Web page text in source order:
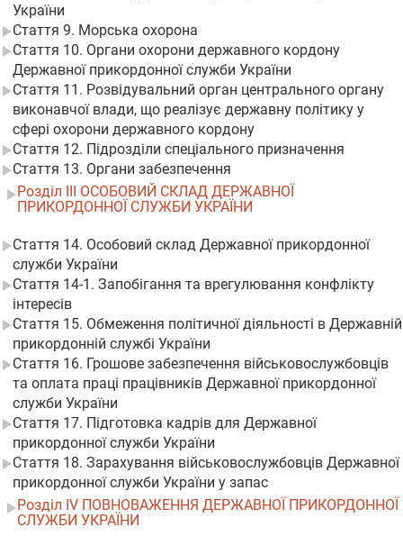
України
Стаття 9. Морська охорона
Стаття 10. Органи охорони державного кордону
Державної прикордонної служби України
Стаття 11. Розвідувальний орган центрального органу
виконавчої влади, що реалізує державну політику у
сфері охорони державного кордону
Стаття 12. Підрозділи спеціального призначення
Стаття 13. Органи забезпечення
Розділ III ОСОБОВИЙ СКЛАД ДЕРЖАВНОЇ
ПРИКОРДОННОЇ СЛУЖБИ УКРАЇНИ
Стаття 14. Особовий склад Державної прикордонної
служби України
Стаття 14-1. Запобігання та врегулювання конфлікту
інтересів
Стаття 15. Обмеження політичної діяльності в Державній
прикордонній службі України
Стаття 16. Грошове забезпечення військовослужбовців
та оплата праці працівників Державної прикордонної
служби України
Стаття 17. Підготовка кадрів для Державної
прикордонної служби України
Стаття 18. Зарахування військовослужбовців Державної
прикордонної служби України у запас
Розділ IV ПОВНОВАЖЕННЯ ДЕРЖАВНОЇ ПРИКОРДОННОЇ
СЛУЖБИ УКРАЇНИ